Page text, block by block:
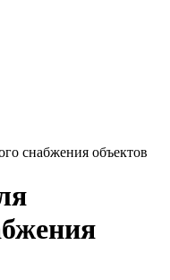
снабжения объектов